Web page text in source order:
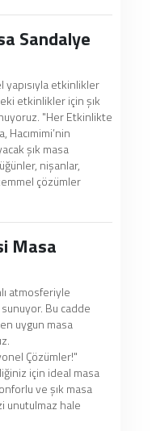
Sandalye
yapısıyla etkinlikler
etkinlikler için şık
"Her Etkinlikte
Hacımimi’nin
şık masa
nişanlar,
çözümler
Masa
atmosferiyle
Bu cadde
uygun masa
Çözümler!"
için ideal masa
ve şık masa
unutulmaz hale